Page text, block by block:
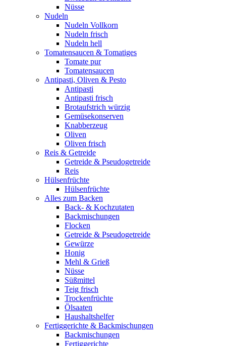
Nüsse
Nudeln
Nudeln Vollkorn
Nudeln frisch
Nudeln hell
Tomatensaucen & Tomatiges
Tomate pur
Tomatensaucen
Antipasti, Oliven & Pesto
Antipasti
Antipasti frisch
Brotaufstrich würzig
Gemüsekonserven
Knabberzeug
Oliven
Oliven frisch
Reis & Getreide
Getreide & Pseudogetreide
Reis
Hülsenfrüchte
Hülsenfrüchte
Alles zum Backen
Back- & Kochzutaten
Backmischungen
Flocken
Getreide & Pseudogetreide
Gewürze
Honig
Mehl & Grieß
Nüsse
Süßmittel
Teig frisch
Trockenfrüchte
Ölsaaten
Haushaltshelfer
Fertiggerichte & Backmischungen
Backmischungen
Fertiggerichte